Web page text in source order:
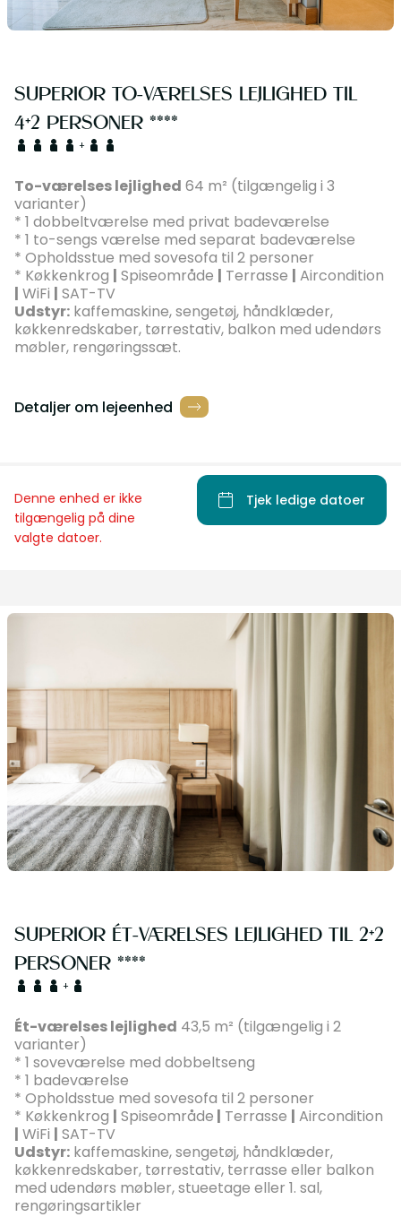
SUPERIOR TO-VÆRELSES LEJLIGHED TIL
4+2 PERSONER ****
+
To-værelses lejlighed 64 m² (tilgængelig i 3
varianter)
* 1 dobbeltværelse med privat badeværelse
* 1 to-sengs værelse med separat badeværelse
* Opholdsstue med sovesofa til 2 personer
* Køkkenkrog | Spiseområde | Terrasse | Aircondition
| WiFi | SAT-TV
Udstyr: kaffemaskine, sengetøj, håndklæder,
køkkenredskaber, tørrestativ, balkon med udendørs
møbler, rengøringssæt.
Detaljer om lejeenhed
Denne enhed er ikke
tilgængelig på dine
valgte datoer.
Tjek ledige datoer
SUPERIOR ÉT-VÆRELSES LEJLIGHED TIL 2+2
PERSONER ****
+
Ét-værelses lejlighed 43,5 m² (tilgængelig i 2
varianter)
* 1 soveværelse med dobbeltseng
* 1 badeværelse
* Opholdsstue med sovesofa til 2 personer
* Køkkenkrog | Spiseområde | Terrasse | Aircondition
| WiFi | SAT-TV
Udstyr: kaffemaskine, sengetøj, håndklæder,
køkkenredskaber, tørrestativ, terrasse eller balkon
med udendørs møbler, stueetage eller 1. sal,
rengøringsartikler